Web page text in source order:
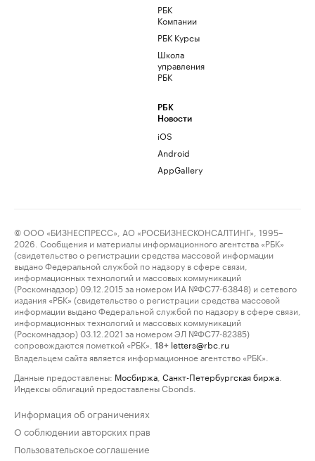
РБК
Компании
РБК Курсы
Школа
управления
РБК
РБК
Новости
iOS
Android
AppGallery
© ООО «БИЗНЕСПРЕСС», АО «РОСБИЗНЕСКОНСАЛТИНГ», 1995–
2026. Сообщения и материалы информационного агентства «РБК»
(свидетельство о регистрации средства массовой информации
выдано Федеральной службой по надзору в сфере связи,
информационных технологий и массовых коммуникаций
(Роскомнадзор) 09.12.2015 за номером ИА №ФС77-63848) и сетевого
издания «РБК» (свидетельство о регистрации средства массовой
информации выдано Федеральной службой по надзору в сфере связи,
информационных технологий и массовых коммуникаций
(Роскомнадзор) 03.12.2021 за номером ЭЛ №ФС77-82385)
сопровождаются пометкой «РБК».
18+ letters@rbc.ru
Владельцем сайта является информационное агентство «РБК».
Данные предоставлены: Мосбиржа Санкт-Петербургская биржа
Индексы облигаций предоставлены Cbonds.
Информация об ограничениях
О соблюдении авторских прав
Пользовательское соглашение